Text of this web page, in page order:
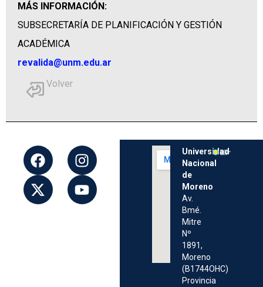
MÁS INFORMACIÓN:
SUBSECRETARÍA DE PLANIFICACIÓN Y GESTIÓN
ACADÉMICA
revalida@unm.edu.ar
Volver
Universidad
Nacional
de
Moreno
Av.
Bmé.
Mitre
Nº
1891,
Moreno
(B1744OHC)
Provincia